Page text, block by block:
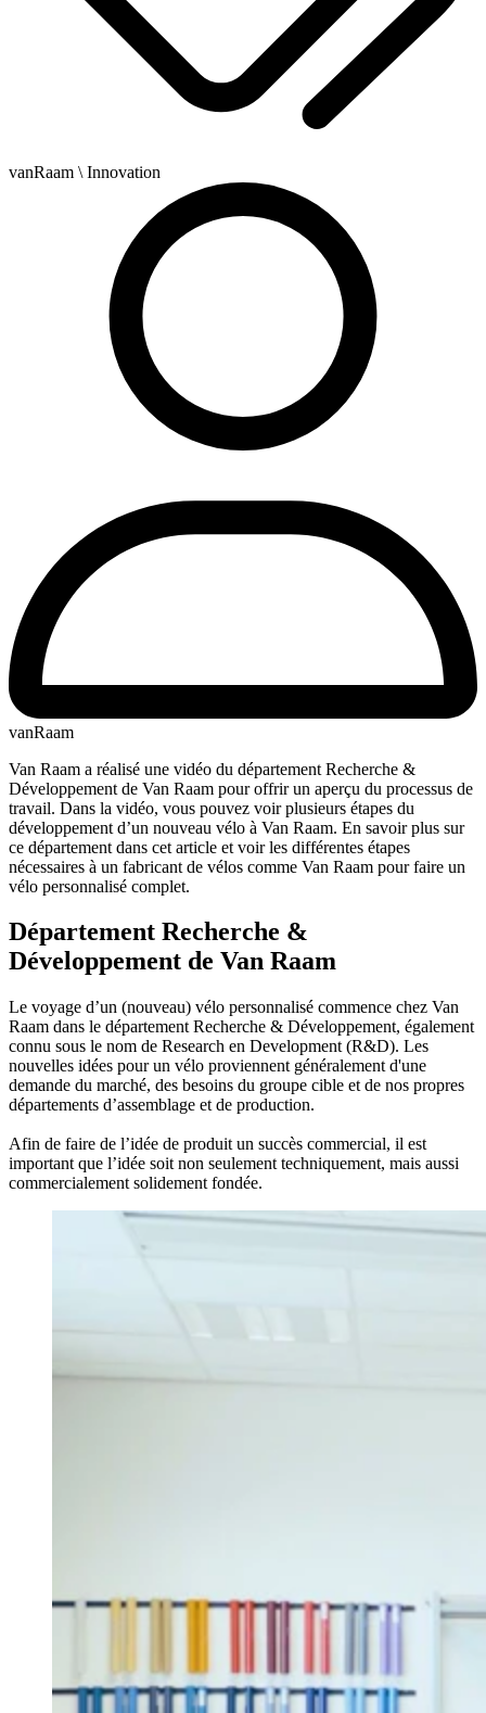
vanRaam \ Innovation
vanRaam
Van Raam a réalisé une vidéo du département Recherche &
Développement de Van Raam pour offrir un aperçu du processus de
travail. Dans la vidéo, vous pouvez voir plusieurs étapes du
développement d’un nouveau vélo à Van Raam. En savoir plus sur
ce département dans cet article et voir les différentes étapes
nécessaires à un fabricant de vélos comme Van Raam pour faire un
vélo personnalisé complet.
Département Recherche &
Développement de Van Raam
Le voyage d’un (nouveau) vélo personnalisé commence chez Van
Raam dans le département Recherche & Développement, également
connu sous le nom de Research en Development (R&D). Les
nouvelles idées pour un vélo proviennent généralement d'une
demande du marché, des besoins du groupe cible et de nos propres
départements d’assemblage et de production.
Afin de faire de l’idée de produit un succès commercial, il est
important que l’idée soit non seulement techniquement, mais aussi
commercialement solidement fondée.